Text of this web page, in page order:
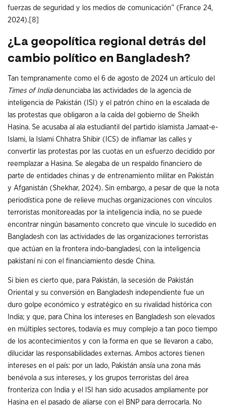
fuerzas de seguridad y los medios de comunicación” (France 24,
2024). [8]
¿La geopolítica regional detrás del
cambio político en Bangladesh?
Tan tempranamente como el 6 de agosto de 2024 un artículo del
Times of Indiadenunciaba las actividades de la agencia de
inteligencia de Pakistán (ISI) y el patrón chino en la escalada de
las protestas que obligaron a la caída del gobierno de Sheikh
Hasina. Se acusaba al ala estudiantil del partido islamista Jamaat-e-
Islami, la Islami Chhatra Shibir (ICS) de inflamar las calles y
convertir las protestas por las cuotas en un esfuerzo decidido por
reemplazar a Hasina. Se alegaba de un respaldo financiero de
parte de entidades chinas y de entrenamiento militar en Pakistán
y Afganistán (Shekhar, 2024). Sin embargo, a pesar de que la nota
periodística pone de relieve muchas organizaciones con vínculos
terroristas monitoreadas por la inteligencia india, no se puede
encontrar ningún basamento concreto que vincule lo sucedido en
Bangladesh con las actividades de las organizaciones terroristas
que actúan en la frontera indo-bangladesí, con la inteligencia
pakistaní ni con el financiamiento desde China.
Si bien es cierto que, para Pakistán, la secesión de Pakistán
Oriental y su conversión en Bangladesh independiente fue un
duro golpe económico y estratégico en su rivalidad histórica con
India; y que, para China los intereses en Bangladesh son elevados
en múltiples sectores, todavía es muy complejo a tan poco tiempo
de los acontecimientos y con la forma en que se llevaron a cabo,
dilucidar las responsabilidades externas. Ambos actores tienen
intereses en el país: por un lado, Pakistán ansía una zona más
benévola a sus intereses, y los grupos terroristas del área
fronteriza con India y el ISI han sido acusados ampliamente por
Hasina en el pasado de aliarse con el BNP para derrocarla. No